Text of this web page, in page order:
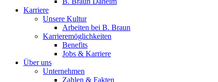
MDR, eIFU & Co. – hier finden Sie nützliche Informationen
rund um unsere Produkte.
Verbindung.
Karriere
Unsere Kultur
Arbeiten bei B. Braun
Karrieremöglichkeiten
Benefits
Jobs & Karriere
Über uns
Unternehmen
Zahlen & Fakten